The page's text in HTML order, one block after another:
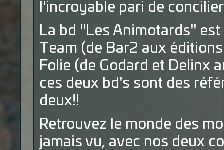
l'incroyable pari de
La bd "Les Animotards"
Team (de Bar2 aux
Folie (de Godard et Delinx
ces deux bd's sont des
deux!!
Retrouvez le monde des
jamais vu, avec nos deux